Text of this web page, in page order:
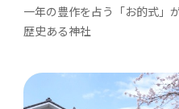
一年の豊作を占う「お的式」
歴史ある神社